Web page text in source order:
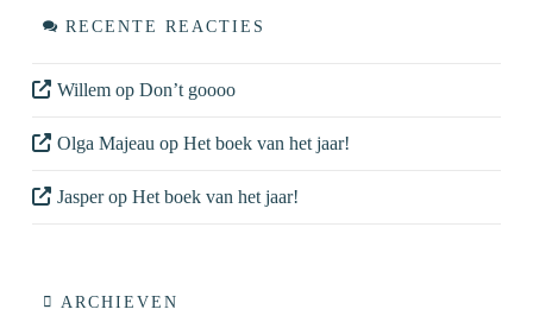
RECENTE REACTIES
Willemop Don’t goooo
Olga Majeau op Het boek van het jaar!
Jasperop Het boek van het jaar!
ARCHIEVEN